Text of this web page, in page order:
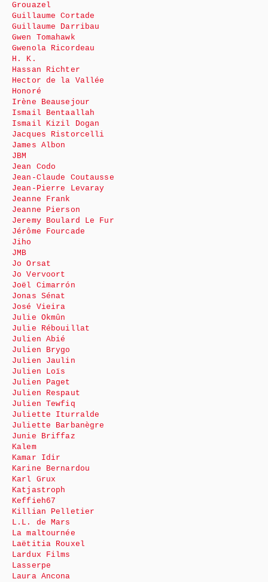
Grouazel
Guillaume Cortade
Guillaume Darribau
Gwen Tomahawk
Gwenola Ricordeau
H. K.
Hassan Richter
Hector de la Vallée
Honoré
Irène Beausejour
Ismail Bentaallah
Ismail Kizil Dogan
Jacques Ristorcelli
James Albon
JBM
Jean Codo
Jean-Claude Coutausse
Jean-Pierre Levaray
Jeanne Frank
Jeanne Pierson
Jeremy Boulard Le Fur
Jérôme Fourcade
Jiho
JMB
Jo Orsat
Jo Vervoort
Joël Cimarrón
Jonas Sénat
José Vieira
Julie Okmûn
Julie Rébouillat
Julien Abié
Julien Brygo
Julien Jaulin
Julien Loïs
Julien Paget
Julien Respaut
Julien Tewfiq
Juliette Iturralde
Juliette Barbanègre
Junie Briffaz
Kalem
Kamar Idir
Karine Bernardou
Karl Grux
Katjastroph
Keffieh67
Killian Pelletier
L.L. de Mars
La maltournée
Laëtitia Rouxel
Lardux Films
Lasserpe
Laura Ancona